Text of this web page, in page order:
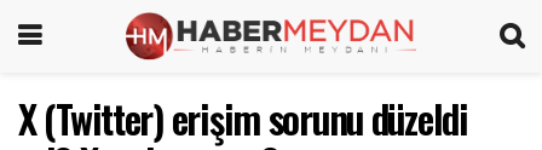
X (Twitter) erişim sorunu düzeldi